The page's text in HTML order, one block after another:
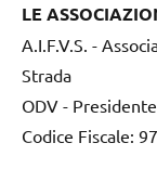
LE
A.I.F.V.S. -
Strada
ODV -
Codice Fiscale: